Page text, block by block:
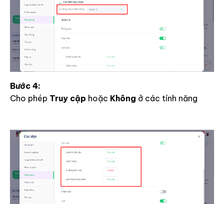
Bước 4:
Cho phép Truy cập hoặc Không ở các tính năng